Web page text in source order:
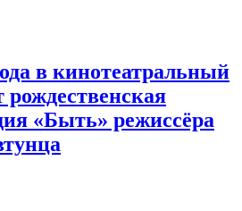
в кинотеатральный
«Быть» режиссёра